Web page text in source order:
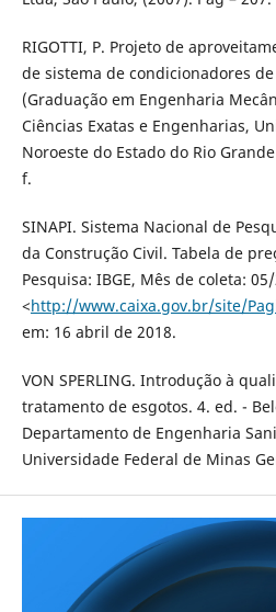
RIGOTTI, P. Projeto de
de sistema de condicionadores
(Graduação em Engenharia
Ciências Exatas e Engenharias,
Noroeste do Estado do Rio
f.
SINAPI. Sistema Nacional de
da Construção Civil. Tabela de
Pesquisa: IBGE, Mês de coleta:
<http://www.caixa.gov.br/site/
em: 16 abril de 2018.
VON SPERLING. Introdução à
tratamento de esgotos. 4. ed. -
Departamento de Engenharia
Universidade Federal de Minas